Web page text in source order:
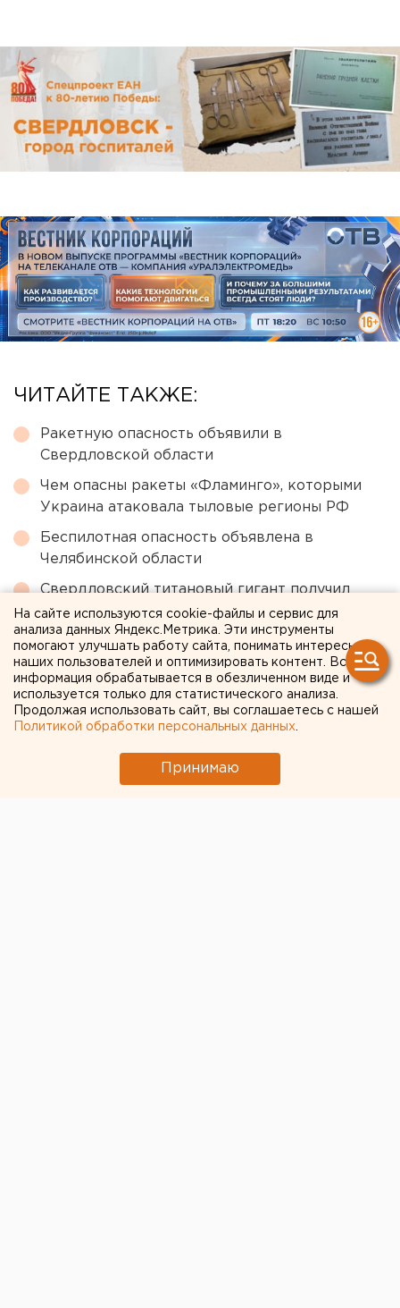
ЧИТАЙТЕ ТАКЖЕ:
Ракетную опасность объявили в
Свердловской области
Чем опасны ракеты «Фламинго», которыми
Украина атаковала тыловые регионы РФ
Беспилотная опасность объявлена в
Челябинской области
Свердловский титановый гигант получил
крупный убыток
Свердловская криминальная легенда 90-х
Федулев освободился и вернулся в
Екатеринбург
На сайте используются cookie-файлы и сервис для
анализа данных Яндекс.Метрика. Эти инструменты
помогают улучшать работу сайта, понимать интересы
наших пользователей и оптимизировать контент. Вся
информация обрабатывается в обезличенном виде и
используется только для статистического анализа.
Продолжая использовать сайт, вы соглашаетесь с нашей
Политикой обработки персональных данных
Принимаю